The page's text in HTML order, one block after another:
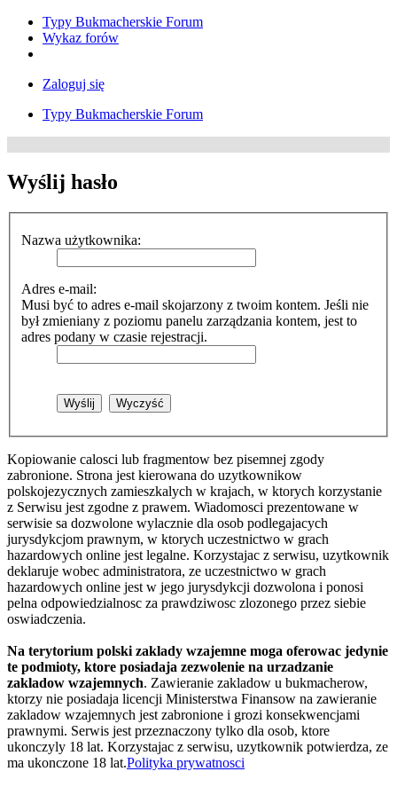
Typy Bukmacherskie Forum
Wykaz forów
Zaloguj się
Typy Bukmacherskie Forum
Wyślij hasło
Nazwa użytkownika:
Adres e-mail:
Musi być to adres e-mail skojarzony z twoim kontem. Jeśli nie
był zmieniany z poziomu panelu zarządzania kontem, jest to
adres podany w czasie rejestracji.
Kopiowanie calosci lub fragmentow bez pisemnej zgody
zabronione. Strona jest kierowana do uzytkownikow
polskojezycznych zamieszkalych w krajach, w ktorych korzystanie
z Serwisu jest zgodne z prawem. Wiadomosci prezentowane w
serwisie sa dozwolone wylacznie dla osob podlegajacych
jurysdykcjom prawnym, w ktorych uczestnictwo w grach
hazardowych online jest legalne. Korzystajac z serwisu, uzytkownik
deklaruje wobec administratora, ze uczestnictwo w grach
hazardowych online jest w jego jurysdykcji dozwolona i ponosi
pelna odpowiedzialnosc za prawdziwosc zlozonego przez siebie
oswiadczenia.
Na terytorium polski zaklady wzajemne moga oferowac jedynie
te podmioty, ktore posiadaja zezwolenie na urzadzanie
zakladow wzajemnych. Zawieranie zakladow u bukmacherow,
ktorzy nie posiadaja licencji Ministerstwa Finansow na zawieranie
zakladow wzajemnych jest zabronione i grozi konsekwencjami
prawnymi. Serwis jest przeznaczony tylko dla osob, ktore
ukonczyly 18 lat. Korzystajac z serwisu, uzytkownik potwierdza, ze
ma ukonczone 18 lat.Polityka prywatnosci